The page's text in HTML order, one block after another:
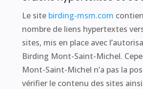
Le site birding-msm.com
nombre de liens hypertextes
sites, mis en place avec
Birding Mont-Saint-Michel.
Mont-Saint-Michel n’a pas la
vérifier le contenu des sites